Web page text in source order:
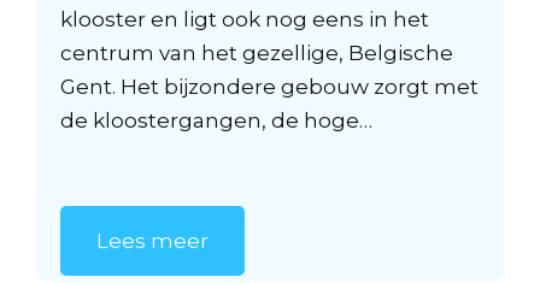
klooster en ligt ook nog eens in het
centrum van het gezellige, Belgische
Gent. Het bijzondere gebouw zorgt met
de kloostergangen, de hoge…
Lees meer